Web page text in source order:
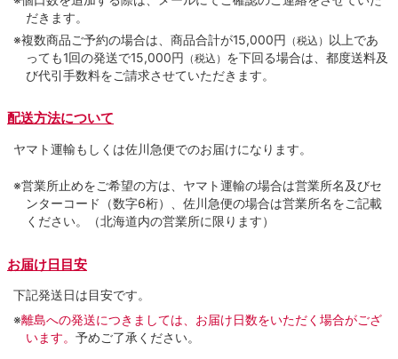
だきます。
※複数商品ご予約の場合は、商品合計が15,000円 （税込） 以上であ
っても1回の発送で15,000円 （税込） を下回る場合は、都度送料及
び代引手数料をご請求させていただきます。
配送方法について
ヤマト運輸もしくは佐川急便でのお届けになります。
※営業所止めをご希望の方は、ヤマト運輸の場合は営業所名及びセ
ンターコード（数字6桁）、佐川急便の場合は営業所名をご記載
ください。（北海道内の営業所に限ります）
お届け日目安
下記発送日は目安です。
※離島への発送につきましては、お届け日数をいただく場合がござ
います。 予めご了承ください。